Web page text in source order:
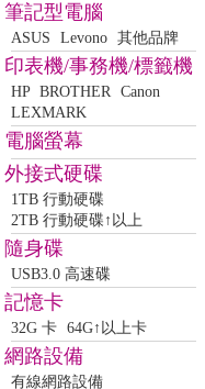
筆記型電腦
ASUS Levono 其他品牌
印表機/事務機/標籤機
HP BROTHER Canon
LEXMARK
電腦螢幕
外接式硬碟
1TB 行動硬碟
2TB 行動硬碟↑以上
隨身碟
USB3.0 高速碟
記憶卡
32G 卡 64G↑以上卡
網路設備
有線網路設備